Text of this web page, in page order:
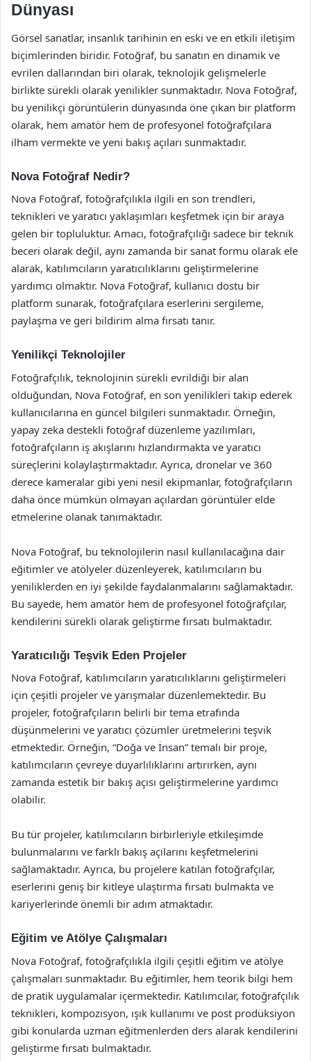
Dünyası
Görsel sanatlar, insanlık tarihinin en eski ve en etkili iletişim
biçimlerinden biridir. Fotoğraf, bu sanatın en dinamik ve
evrilen dallarından biri olarak, teknolojik gelişmelerle
birlikte sürekli olarak yenilikler sunmaktadır. Nova Fotoğraf,
bu yenilikçi görüntülerin dünyasında öne çıkan bir platform
olarak, hem amatör hem de profesyonel fotoğrafçılara
ilham vermekte ve yeni bakış açıları sunmaktadır.
Nova Fotoğraf Nedir?
Nova Fotoğraf, fotoğrafçılıkla ilgili en son trendleri,
teknikleri ve yaratıcı yaklaşımları keşfetmek için bir araya
gelen bir topluluktur. Amacı, fotoğrafçılığı sadece bir teknik
beceri olarak değil, aynı zamanda bir sanat formu olarak ele
alarak, katılımcıların yaratıcılıklarını geliştirmelerine
yardımcı olmaktır. Nova Fotoğraf, kullanıcı dostu bir
platform sunarak, fotoğrafçılara eserlerini sergileme,
paylaşma ve geri bildirim alma fırsatı tanır.
Yenilikçi Teknolojiler
Fotoğrafçılık, teknolojinin sürekli evrildiği bir alan
olduğundan, Nova Fotoğraf, en son yenilikleri takip ederek
kullanıcılarına en güncel bilgileri sunmaktadır. Örneğin,
yapay zeka destekli fotoğraf düzenleme yazılımları,
fotoğrafçıların iş akışlarını hızlandırmakta ve yaratıcı
süreçlerini kolaylaştırmaktadır. Ayrıca, dronelar ve 360
derece kameralar gibi yeni nesil ekipmanlar, fotoğrafçıların
daha önce mümkün olmayan açılardan görüntüler elde
etmelerine olanak tanımaktadır.
Nova Fotoğraf, bu teknolojilerin nasıl kullanılacağına dair
eğitimler ve atölyeler düzenleyerek, katılımcıların bu
yeniliklerden en iyi şekilde faydalanmalarını sağlamaktadır.
Bu sayede, hem amatör hem de profesyonel fotoğrafçılar,
kendilerini sürekli olarak geliştirme fırsatı bulmaktadır.
Yaratıcılığı Teşvik Eden Projeler
Nova Fotoğraf, katılımcıların yaratıcılıklarını geliştirmeleri
için çeşitli projeler ve yarışmalar düzenlemektedir. Bu
projeler, fotoğrafçıların belirli bir tema etrafında
düşünmelerini ve yaratıcı çözümler üretmelerini teşvik
etmektedir. Örneğin, “Doğa ve İnsan” temalı bir proje,
katılımcıların çevreye duyarlılıklarını artırırken, aynı
zamanda estetik bir bakış açısı geliştirmelerine yardımcı
olabilir.
Bu tür projeler, katılımcıların birbirleriyle etkileşimde
bulunmalarını ve farklı bakış açılarını keşfetmelerini
sağlamaktadır. Ayrıca, bu projelere katılan fotoğrafçılar,
eserlerini geniş bir kitleye ulaştırma fırsatı bulmakta ve
kariyerlerinde önemli bir adım atmaktadır.
Eğitim ve Atölye Çalışmaları
Nova Fotoğraf, fotoğrafçılıkla ilgili çeşitli eğitim ve atölye
çalışmaları sunmaktadır. Bu eğitimler, hem teorik bilgi hem
de pratik uygulamalar içermektedir. Katılımcılar, fotoğrafçılık
teknikleri, kompozisyon, ışık kullanımı ve post prodüksiyon
gibi konularda uzman eğitmenlerden ders alarak kendilerini
geliştirme fırsatı bulmaktadır.